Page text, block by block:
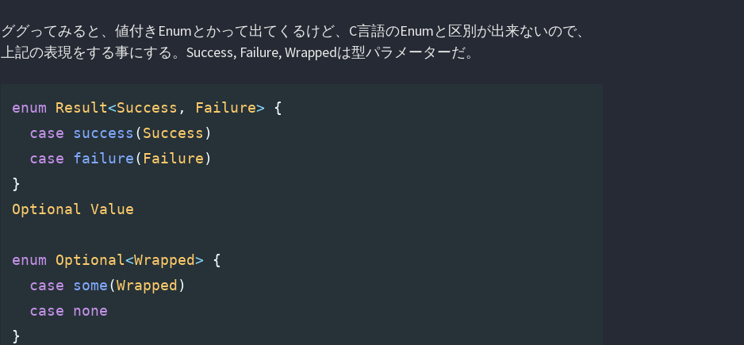
ググってみると、値付きEnumとかって出てくるけど、C言語のEnumと区別が出来ないので、
上記の表現をする事にする。Success, Failure, Wrappedは型パラメーターだ。
enum Result<Success , Failure>
{
case
success (Success )
case
failure( Failure)
}
Optional
Value
enum Optional<Wrapped>
{
case
some(Wrapped)
case
none
}